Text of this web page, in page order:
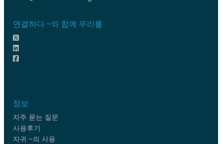
연결하다 ~와 함께 우리를
정보
자주 묻는 질문
사용후기
자귀 ~의 사용